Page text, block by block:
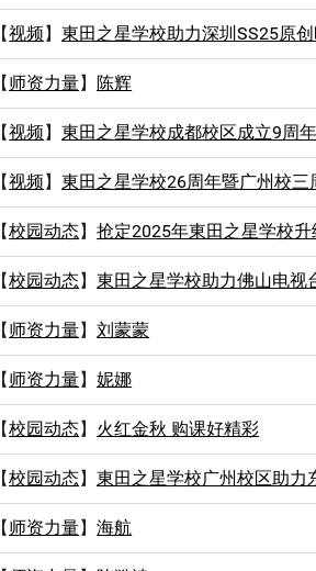
【视频】東田之星学校助力深圳SS25原
【师资力量】 陈辉
【视频】東田之星学校成都校区成立9周
【视频】東田之星学校26周年暨广州校三
【校园动态】抢定2025年東田之星学校
【校园动态】東田之星学校助力佛山电视
【师资力量】刘蒙蒙
【师资力量】妮娜
【校园动态】 火红金秋 购课好精彩
【校园动态】東田之星学校广州校区助力
【师资力量】海航